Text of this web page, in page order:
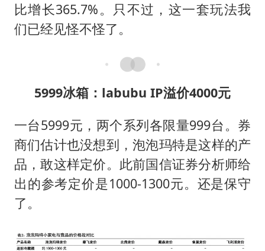
比增长365.7%。只不过，这一套玩法我
们已经见怪不怪了。
5999冰箱：labubu IP溢价4000元
一台5999元，两个系列各限量999台。券
商们估计也没想到，泡泡玛特是这样的产
品，敢这样定价。此前国信证券分析师给
出的参考定价是1000-1300元。还是保守
了。